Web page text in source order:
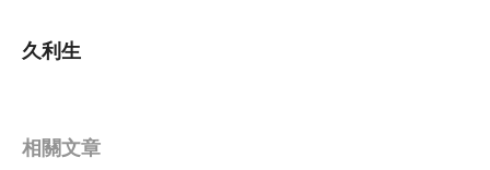
久利生
相關文章